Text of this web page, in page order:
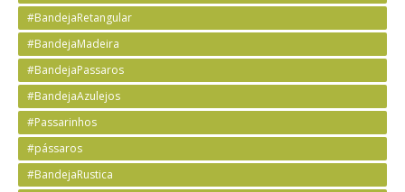
#BandejaRetangular
#BandejaMadeira
#BandejaPassaros
#BandejaAzulejos
#Passarinhos
#pássaros
#BandejaRustica